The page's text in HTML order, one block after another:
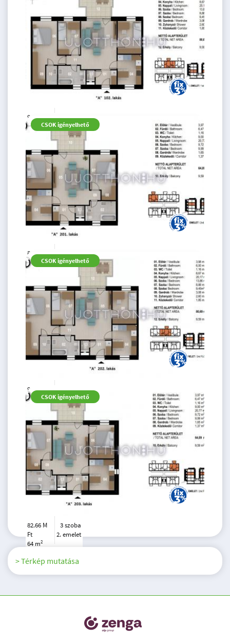
94.03 M
Ft
4 szoba
1. emelet
CSOK igényelhető
82.66 M
Ft
64 m
3 szoba
2. emelet
CSOK igényelhető
94.03 M
Ft
4 szoba
2. emelet
CSOK igényelhető
82.66 M
Ft
64 m2
3 szoba
2. emelet
> Térkép mutatása